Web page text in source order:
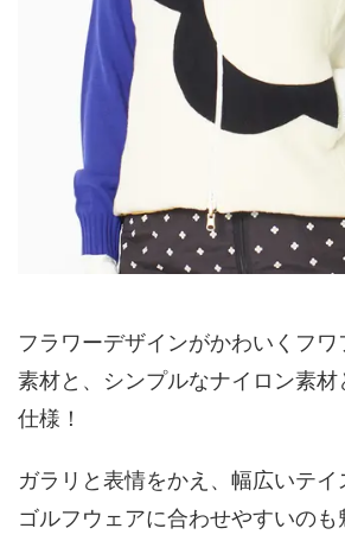
フラワーデザインがかわいくフ
素材と、シンプルなナイロン素
仕様！
ガラリと表情をかえ、幅広いテイ
ゴルフウェアに合わせやすいのも